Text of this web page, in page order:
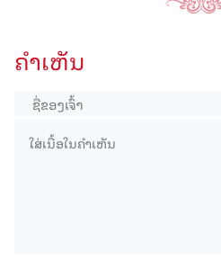
ຄໍາເຫັນ